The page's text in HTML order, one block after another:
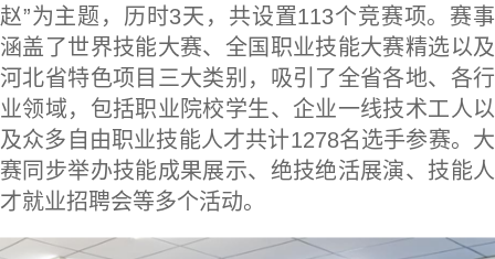
赵”为主题，历时3天，共设置113个竞赛项。赛事
涵盖了世界技能大赛、全国职业技能大赛精选以及
河北省特色项目三大类别，吸引了全省各地、各行
业领域，包括职业院校学生、企业一线技术工人以
及众多自由职业技能人才共计1278名选手参赛。大
赛同步举办技能成果展示、绝技绝活展演、技能人
才就业招聘会等多个活动。